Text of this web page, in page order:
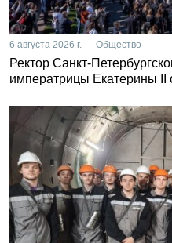
6 августа 2026 г. — Общество
Ректор Санкт-
императрицы Екатерины II